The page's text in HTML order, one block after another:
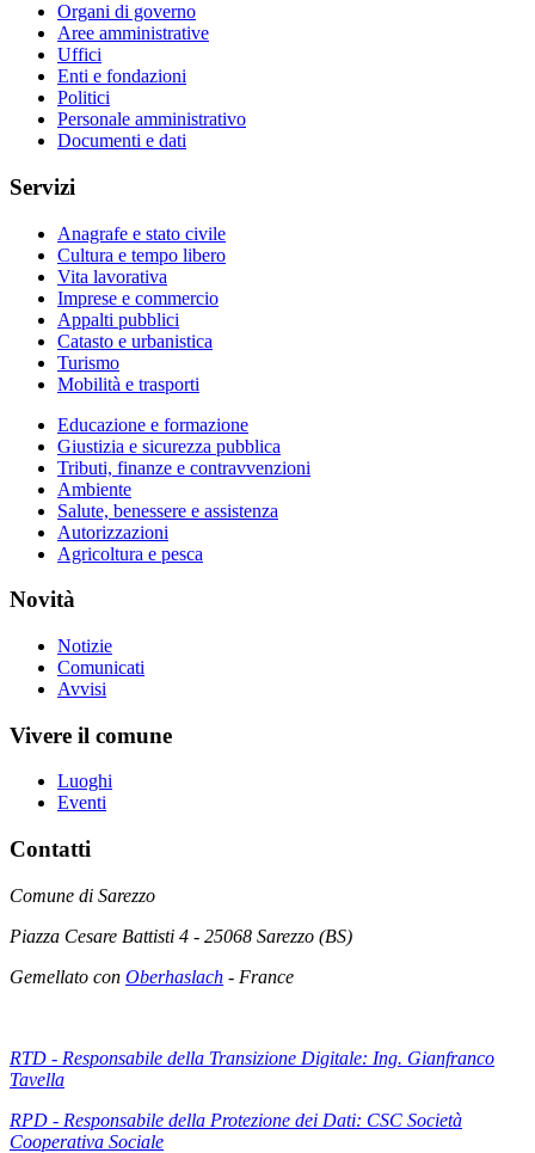
Organi di governo
Aree amministrative
Uffici
Enti e fondazioni
Politici
Personale amministrativo
Documenti e dati
Servizi
Anagrafe e stato civile
Cultura e tempo libero
Vita lavorativa
Imprese e commercio
Appalti pubblici
Catasto e urbanistica
Turismo
Mobilità e trasporti
Educazione e formazione
Giustizia e sicurezza pubblica
Tributi, finanze e contravvenzioni
Ambiente
Salute, benessere e assistenza
Autorizzazioni
Agricoltura e pesca
Novità
Notizie
Comunicati
Avvisi
Vivere il comune
Luoghi
Eventi
Contatti
Comune di Sarezzo
Piazza Cesare Battisti 4 - 25068 Sarezzo (BS)
Gemellato con Oberhaslach - France
RTD - Responsabile della Transizione Digitale: Ing. Gianfranco
Tavella
RPD - Responsabile della Protezione dei Dati: CSC Società
Cooperativa Sociale